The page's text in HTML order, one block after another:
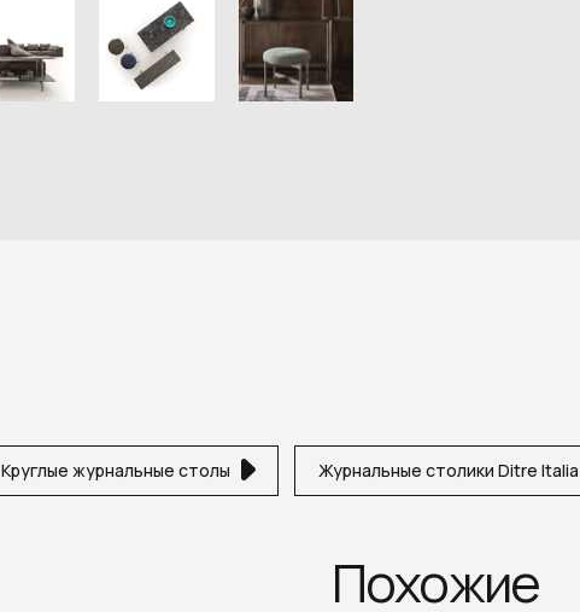
Круглые журнальные столы Журнальные столики Ditre Italia
Похожие